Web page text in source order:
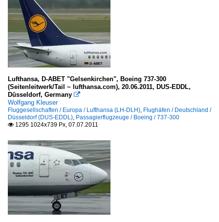
Lufthansa, D-ABET "Gelsenkirchen", Boeing 737-300
(Seitenleitwerk/Tail ~ lufthansa.com), 20.06.2011, DUS-EDDL,
Düsseldorf, Germany 
Wolfgang Kleuser
Fluggesellschaften / Europa / Lufthansa (LH-DLH), Flughäfen / Deutschland /
Düsseldorf (DUS-EDDL), Passagierflugzeuge / Boeing / 737-300
 1295 1024x739 Px, 07.07.2011